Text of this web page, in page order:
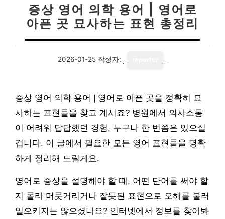
증상 영어 의학 용어 | 영어로
아픈 곳 묘사하는 표현 총정리
2026-01-25 작성자:
증상 영어 의학 용어 | 영어로 아픈 곳을 정확히 묘
사하는 표현들을 찾고 계시죠? 병원에서 의사소통
이 어려워 답답했던 경험, 누구나 한 번쯤은 있으실
겁니다. 이 글에서 필요한 모든 영어 표현들을 명확
하게 정리해 드릴게요.
영어로 증상을 설명해야 할 때, 어떤 단어를 써야 할
지 몰라 머뭇거리거나 잘못된 표현으로 오해를 불러
일으키지는 않으셨나요? 인터넷에서 정보를 찾아봐